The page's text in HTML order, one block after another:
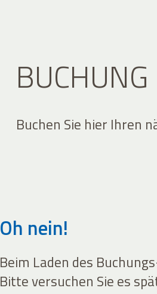
BUCHUNG
Buchen Sie hier Ihren
Oh nein!
Beim Laden des
Bitte versuchen Sie es